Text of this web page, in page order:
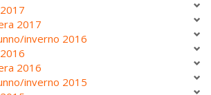
2017
inverno 2016
2016
inverno 2015